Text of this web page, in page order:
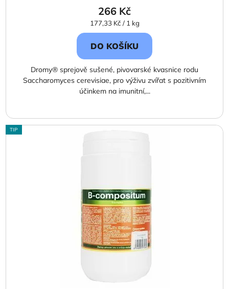
266 Kč
Měrná
cena:
177,33 Kč / 1 kg
DO KOŠÍKU
Dromy® sprejově sušené, pivovarské kvasnice rodu
Saccharomyces cerevisiae, pro výživu zvířat s pozitivním
účinkem na imunitní,...
TIP